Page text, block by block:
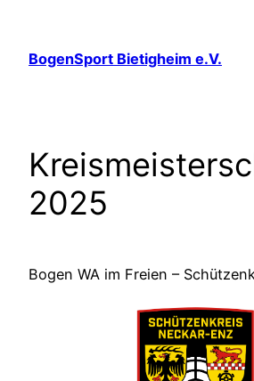
springen
BogenSport Bietigheim e.V.
2025
Bogen WA im Freien –